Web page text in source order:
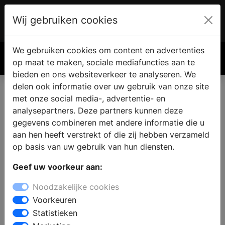
€ 0.00
Wij gebruiken cookies
We gebruiken cookies om content en advertenties
op maat te maken, sociale mediafuncties aan te
bieden en ons websiteverkeer te analyseren. We
delen ook informatie over uw gebruik van onze site
met onze social media-, advertentie- en
analysepartners. Deze partners kunnen deze
gegevens combineren met andere informatie die u
aan hen heeft verstrekt of die zij hebben verzameld
op basis van uw gebruik van hun diensten.
Geef uw voorkeur aan:
Noodzakelijke cookies
Voorkeuren
Statistieken